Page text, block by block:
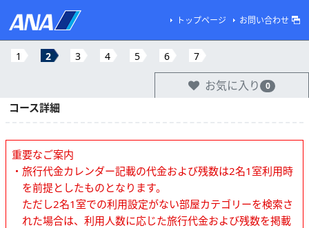
トップページ お問い合わせ
1 2 3 4 5 6 7
お気に入り 0
コース詳細
重要なご案内
・旅行代金カレンダー記載の代金および残数は2名1室利用時
を前提としたものとなります。
ただし2名1室での利用設定がない部屋カテゴリーを検索さ
れた場合は、利用人数に応じた旅行代金および残数を掲載